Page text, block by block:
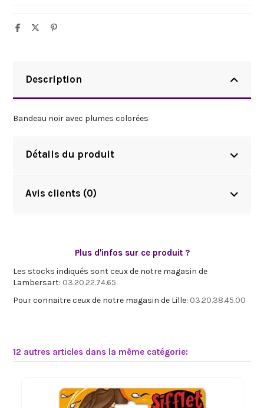
Description
Bandeau noir avec plumes colorées
Détails du produit
Avis clients (0)
Plus d'infos sur ce produit ?
Les stocks indiqués sont ceux de notre magasin de
Lambersart: 03.20.22.74.65
Pour connaitre ceux de notre magasin de Lille: 03.20.38.45.00
12 autres articles dans la même catégorie: